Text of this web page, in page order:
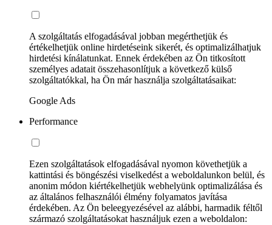
A szolgáltatás elfogadásával jobban megérthetjük és
értékelhetjük online hirdetéseink sikerét, és optimalizálhatjuk
hirdetési kínálatunkat. Ennek érdekében az Ön titkosított
személyes adatait összehasonlítjuk a következő külső
szolgáltatókkal, ha Ön már használja szolgáltatásaikat:
Google Ads
Performance
Ezen szolgáltatások elfogadásával nyomon követhetjük a
kattintási és böngészési viselkedést a weboldalunkon belül, és
anonim módon kiértékelhetjük webhelyünk optimalizálása és
az általános felhasználói élmény folyamatos javítása
érdekében. Az Ön beleegyezésével az alábbi, harmadik féltől
származó szolgáltatásokat használjuk ezen a weboldalon: